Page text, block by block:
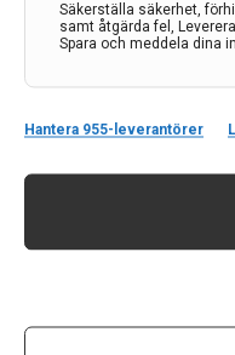
Säkerställa säkerhet,
samt åtgärda fel,
Spara och meddela dina
Hantera 955-leverantörer
Kontakt
c/o Forskaren